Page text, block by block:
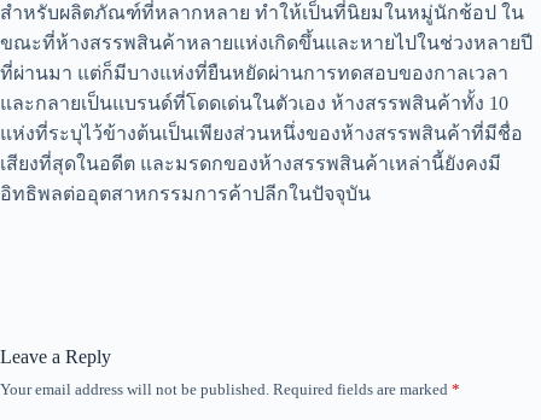
สำหรับผลิตภัณฑ์ที่หลากหลาย ทำให้เป็นที่นิยมในหมู่นักช้อป ใน
ขณะที่ห้างสรรพสินค้าหลายแห่งเกิดขึ้นและหายไปในช่วงหลายปี
ที่ผ่านมา แต่ก็มีบางแห่งที่ยืนหยัดผ่านการทดสอบของกาลเวลา
และกลายเป็นแบรนด์ที่โดดเด่นในตัวเอง ห้างสรรพสินค้าทั้ง 10
แห่งที่ระบุไว้ข้างต้นเป็นเพียงส่วนหนึ่งของห้างสรรพสินค้าที่มีชื่อ
เสียงที่สุดในอดีต และมรดกของห้างสรรพสินค้าเหล่านี้ยังคงมี
อิทธิพลต่ออุตสาหกรรมการค้าปลีกในปัจจุบัน
Leave a Reply
Your email address will not be published. Required fields are marked *